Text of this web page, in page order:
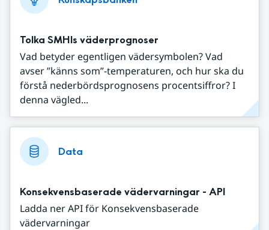
Tolka SMHIs väderprognoser
Vad betyder egentligen vädersymbolen? Vad
avser ”känns som”-temperaturen, och hur ska du
förstå nederbördsprognosens procentsiffror? I
denna vägled...
Data
Konsekvensbaserade vädervarningar - API
Ladda ner API för Konsekvensbaserade
vädervarningar